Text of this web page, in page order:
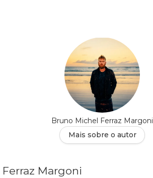
Bruno Michel Ferraz Margoni
Mais sobre o autor
Margoni